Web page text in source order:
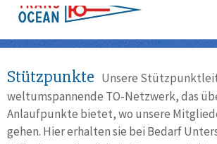
Stützpunkte Unsere
weltumspannende TO-Netzwerk, das
Anlaufpunkte bietet, wo unsere
gehen. Hier erhalten sie bei Bedarf